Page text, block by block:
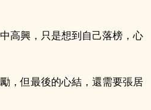
高興，只是想到自己落榜，心
，但最後的心結，還需要張居